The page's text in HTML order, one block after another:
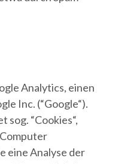
Analytics, einen
Inc. (“Google“).
sog. “Cookies“,
eine Analyse der